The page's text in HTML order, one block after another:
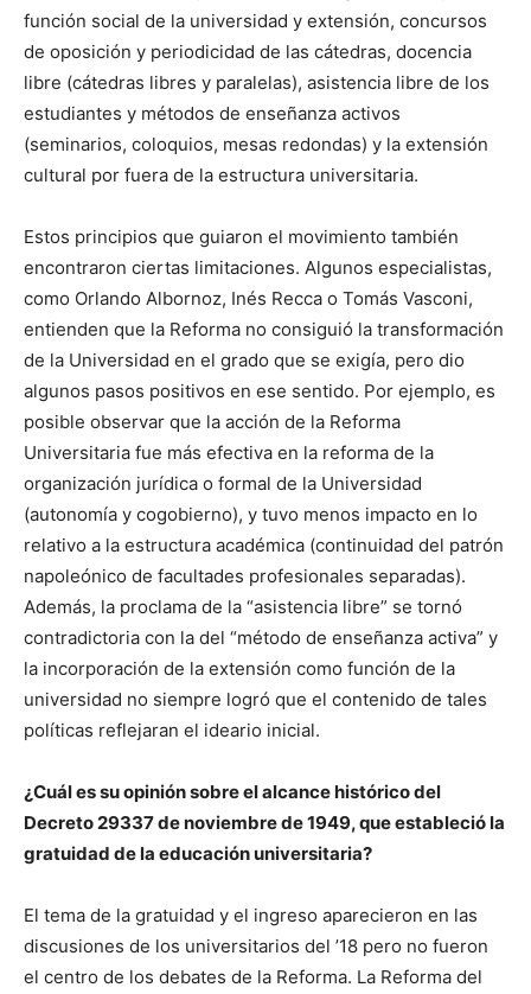
función social de la universidad y extensión, concursos
de oposición y periodicidad de las cátedras, docencia
libre (cátedras libres y paralelas), asistencia libre de los
estudiantes y métodos de enseñanza activos
(seminarios, coloquios, mesas redondas) y la extensión
cultural por fuera de la estructura universitaria.
Estos principios que guiaron el movimiento también
encontraron ciertas limitaciones. Algunos especialistas,
como Orlando Albornoz, Inés Recca o Tomás Vasconi,
entienden que la Reforma no consiguió la transformación
de la Universidad en el grado que se exigía, pero dio
algunos pasos positivos en ese sentido. Por ejemplo, es
posible observar que la acción de la Reforma
Universitaria fue más efectiva en la reforma de la
organización jurídica o formal de la Universidad
(autonomía y cogobierno), y tuvo menos impacto en lo
relativo a la estructura académica (continuidad del patrón
napoleónico de facultades profesionales separadas).
Además, la proclama de la “asistencia libre” se tornó
contradictoria con la del “método de enseñanza activa” y
la incorporación de la extensión como función de la
universidad no siempre logró que el contenido de tales
políticas reflejaran el ideario inicial.
¿Cuál es su opinión sobre el alcance histórico del
Decreto 29337 de noviembre de 1949, que estableció la
gratuidad de la educación universitaria?
El tema de la gratuidad y el ingreso aparecieron en las
discusiones de los universitarios del ’18 pero no fueron
el centro de los debates de la Reforma. La Reforma del